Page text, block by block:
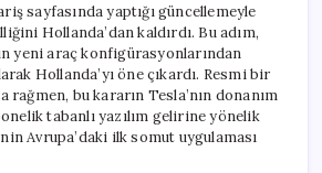
için
sayfasında yaptığı güncellemeyle
Hollanda’dan kaldırdı. Bu adım,
yeni araç konfigürasyonlarından
Hollanda’yı öne çıkardı. Resmi bir
rağmen, bu kararın Tesla’nın donanım
tabanlı yazılım gelirine yönelik
Avrupa’daki ilk somut uygulaması